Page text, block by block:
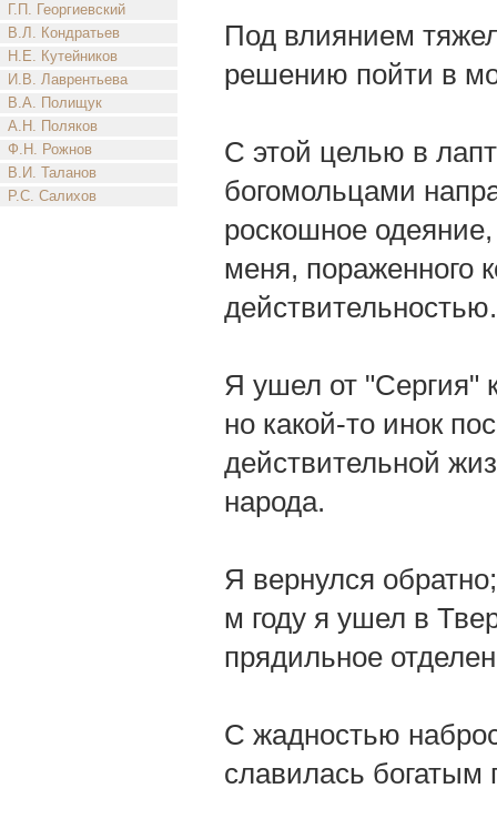
Г.П. Георгиевский
В.Л. Кондратьев
Н.Е. Кутейников
И.В. Лаврентьева
В.А. Полищук
А.Н. Поляков
Ф.Н. Рожнов
В.И. Таланов
Р.С. Салихов
Под влиянием
решению пойти в
С этой целью в
богомольцами
роскошное
меня, пораженного
действительностью.
Я ушел от "Сергия"
но какой-то инок
действительной
народа.
Я вернулся
м году я ушел в
прядильное
С жадностью
славилась